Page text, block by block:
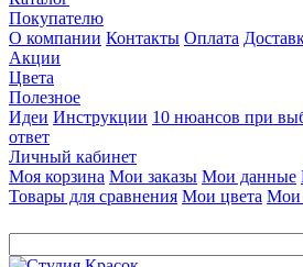
Покупателю
О компании Контакты Оплата
Акции
Цвета
Полезное
Идеи Инструкции 10 нюансов при
ответ
Личный кабинет
Моя корзина Мои заказы Мои данные
Товары для сравнения Мои цвета Мои